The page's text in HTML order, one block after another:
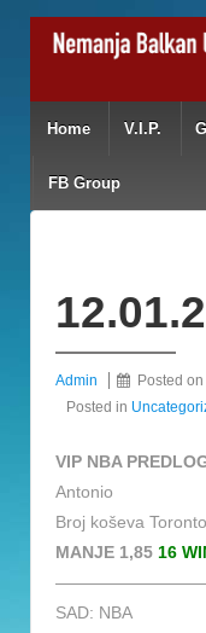
Home V.I.P.
FB Group
Admin Posted on
Posted in
VIP NBA
Antonio
Broj koševa
MANJE 1,85 16
SAD: NBA